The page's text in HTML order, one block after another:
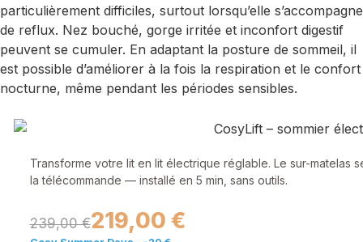
particulièrement difficiles, surtout lorsqu’elle s’accompagne
de reflux. Nez bouché, gorge irritée et inconfort digestif
peuvent se cumuler. En adaptant la posture de sommeil, il
est possible d’améliorer à la fois la respiration et le confort
nocturne, même pendant les périodes sensibles.
Transforme votre lit en lit électrique réglable. Le sur-matelas
la télécommande — installé en 5 min, sans outils.
239,00 €219,00 €